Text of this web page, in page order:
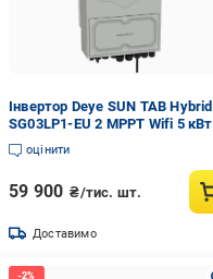
Інвертор Deye SUN TAB Hybrid
SG03LP1-EU 2 MPPT Wifi 5 кВт
оцінити
59 900 ₴/тис. шт.
Доставимо